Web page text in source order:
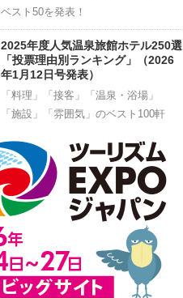
ベスト50を発表！
2025年度人気温泉旅館ホテル250選
「投票理由別ランキング」（2026
年1月12日号発表）
「料理」「接客」「温泉・浴場」
「施設」「雰囲気」のベスト100軒